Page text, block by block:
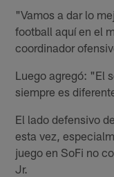
"Vamos a dar lo
football aquí en el
coordinador
Luego agregó: "El
siempre es
El lado defensivo
esta vez,
juego en SoFi no
Jr.